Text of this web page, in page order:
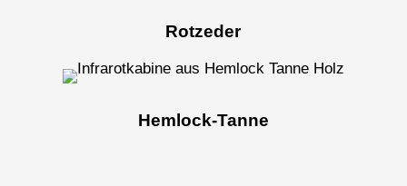
Rotzeder
Hemlock-Tanne